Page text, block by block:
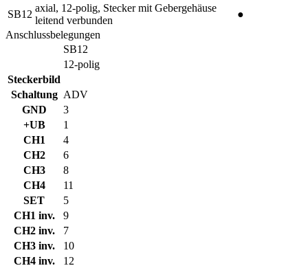
SB12
axial, 12-polig, Stecker mit Gebergehäuse
leitend verbunden
●
Anschlussbelegungen
SB12
12-polig
Steckerbild
Schaltung ADV
GND
3
+UB
1
CH1
4
CH2
6
CH3
8
CH4
11
SET
5
CH1 inv.
9
CH2 inv.
7
CH3 inv.
10
CH4 inv.
12